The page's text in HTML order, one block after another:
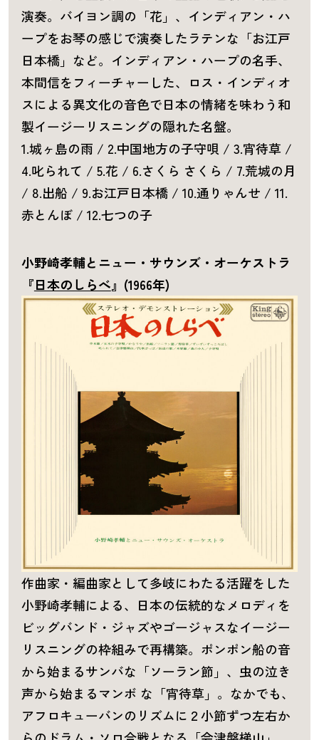
演奏。バイヨン調の「花」、インディアン・ハ
ープをお琴の感じで演奏したラテンな「お江戸
日本橋」など。インディアン・ハープの名手、
本間信をフィーチャーした、ロス・インディオ
スによる異文化の音色で日本の情緒を味わう和
製イージーリスニングの隠れた名盤。
1.城ヶ島の雨 / 2.中国地方の子守唄 / 3.宵待草 /
4.叱られて / 5.花 / 6.さくら さくら / 7.荒城の月
/ 8.出船 / 9.お江戸日本橋 / 10.通りゃんせ / 11.
赤とんぼ / 12.七つの子
小野崎孝輔とニュー・サウンズ・オーケストラ
『日本のしらべ』(1966年)
作曲家・編曲家として多岐にわたる活躍をした
小野崎孝輔による、日本の伝統的なメロディを
ビッグバンド・ジャズやゴージャスなイージー
リスニングの枠組みで再構築。ポンポン船の音
から始まるサンバな「ソーラン節」、虫の泣き
声から始まるマンボ な「宵待草」。なかでも、
アフロキューバンのリズムに２小節ずつ左右か